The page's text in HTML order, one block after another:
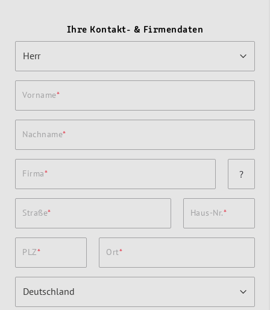
Ihre Kontakt- & Firmendaten
Vorname
Nachname
Firma ?
Straße Haus-Nr.
PLZ Ort